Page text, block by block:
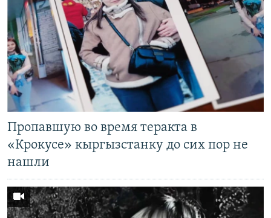
Пропавшую во время теракта в
«Крокусе» кыргызстанку до сих пор не
нашли